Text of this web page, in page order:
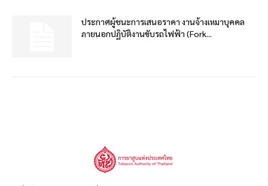
ประกาศผู้ชนะการเสนอราคา งานจ้างเหมาบุคคล
ภายนอกปฏิบัติงานขับรถไฟฟ้า (Fork...